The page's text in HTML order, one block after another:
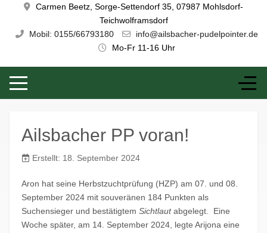
Carmen Beetz, Sorge-Settendorf 35, 07987 Mohlsdorf-
Teichwolframsdorf
Mobil: 0155/66793180
info@ailsbacher-pudelpointer.de
Mo-Fr 11-16 Uhr
Ailsbacher PP voran!
Erstellt: 18. September 2024
Aron hat seine Herbstzuchtprüfung (HZP) am 07. und 08.
September 2024 mit souveränen 184 Punkten als
Suchensieger und bestätigtemSichtlautabgelegt. Eine
Woche später, am 14. September 2024, legte Arijona eine